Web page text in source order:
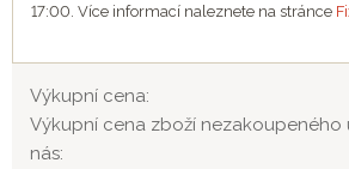
17:00. Více informací naleznete na stránce
Výkupní cena:
Výkupní cena zboží nezakoupeného
nás: